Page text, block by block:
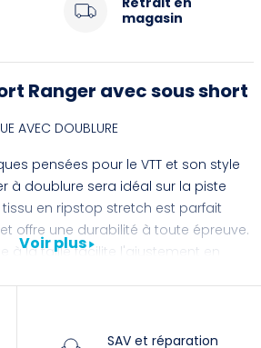
Voir plus
magasin
Ranger avec sous short
AVEC DOUBLURE
pensées pour le VTT et son style
à doublure sera idéal sur la piste
en ripstop stretch est parfait
offre une durabilité à toute épreuve.
à la taille facilite l'ajustement en
SAV et réparation